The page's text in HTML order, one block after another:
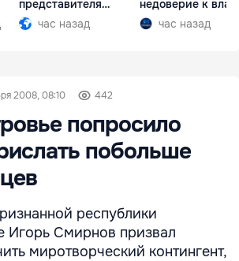
представителя
Южной Осетии
час назад
недоверие к
час назад
2008, 08:10 442
попросило
побольше
республики
Игорь Смирнов призвал
миротворческий контингент,